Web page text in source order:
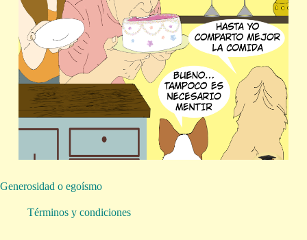
Generosidad o egoísmo
Términos y condiciones